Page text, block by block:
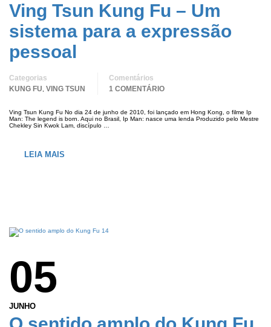
Ving Tsun Kung Fu – Um
sistema para a expressão
pessoal
Categorias
KUNG FU, VING TSUN
Comentários
1 COMENTÁRIO
Ving Tsun Kung Fu No dia 24 de junho de 2010, foi lançado em Hong Kong, o filme Ip
Man: The legend is born. Aqui no Brasil, Ip Man: nasce uma lenda Produzido pelo Mestre
Chekley Sin Kwok Lam, discípulo …
LEIA MAIS
05
JUNHO